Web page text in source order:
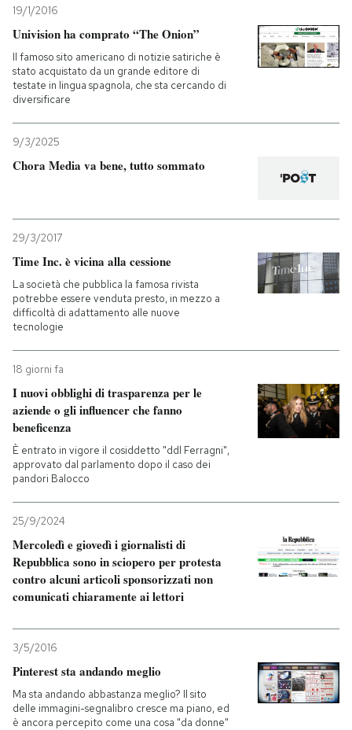
CALENDARIO
AREA PERSONALE
Entra
19/1/2016
Univision ha comprato “The Onion”
Il famoso sito americano di notizie satiriche è
stato acquistato da un grande editore di
testate in lingua spagnola, che sta cercando di
diversificare
9/3/2025
Chora Media va bene, tutto sommato
29/3/2017
Time Inc. è vicina alla cessione
La società che pubblica la famosa rivista
potrebbe essere venduta presto, in mezzo a
difficoltà di adattamento alle nuove
tecnologie
18 giorni fa
I nuovi obblighi di trasparenza per le
aziende o gli influencer che fanno
beneficenza
È entrato in vigore il cosiddetto "ddl Ferragni",
approvato dal parlamento dopo il caso dei
pandori Balocco
25/9/2024
Mercoledì e giovedì i giornalisti di
Repubblica sono in sciopero per protesta
contro alcuni articoli sponsorizzati non
comunicati chiaramente ai lettori
3/5/2016
Pinterest sta andando meglio
Ma sta andando abbastanza meglio? Il sito
delle immagini-segnalibro cresce ma piano, ed
è ancora percepito come una cosa "da donne"